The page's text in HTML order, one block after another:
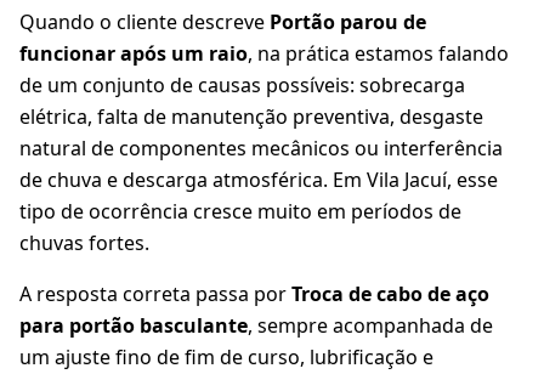
Quando o cliente descreve Portão parou de
funcionar após um raio, na prática estamos falando
de um conjunto de causas possíveis: sobrecarga
elétrica, falta de manutenção preventiva, desgaste
natural de componentes mecânicos ou interferência
de chuva e descarga atmosférica. Em Vila Jacuí, esse
tipo de ocorrência cresce muito em períodos de
chuvas fortes.
A resposta correta passa porTroca de cabo de aço
para portão basculante, sempre acompanhada de
um ajuste fino de fim de curso, lubrificação e